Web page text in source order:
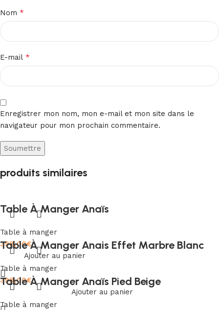
Nom *
E-mail *
Enregistrer mon nom, mon e-mail et mon site dans le
navigateur pour mon prochain commentaire.
produits similaires
Table À Manger Anaïs
Table à manger
399,00€
Ajouter au panier
Table À Manger Anais Effet Marbre Blanc
Table à manger
399,00€
Ajouter au panier
Table À Manger Anaïs Pied Beige
Table à manger